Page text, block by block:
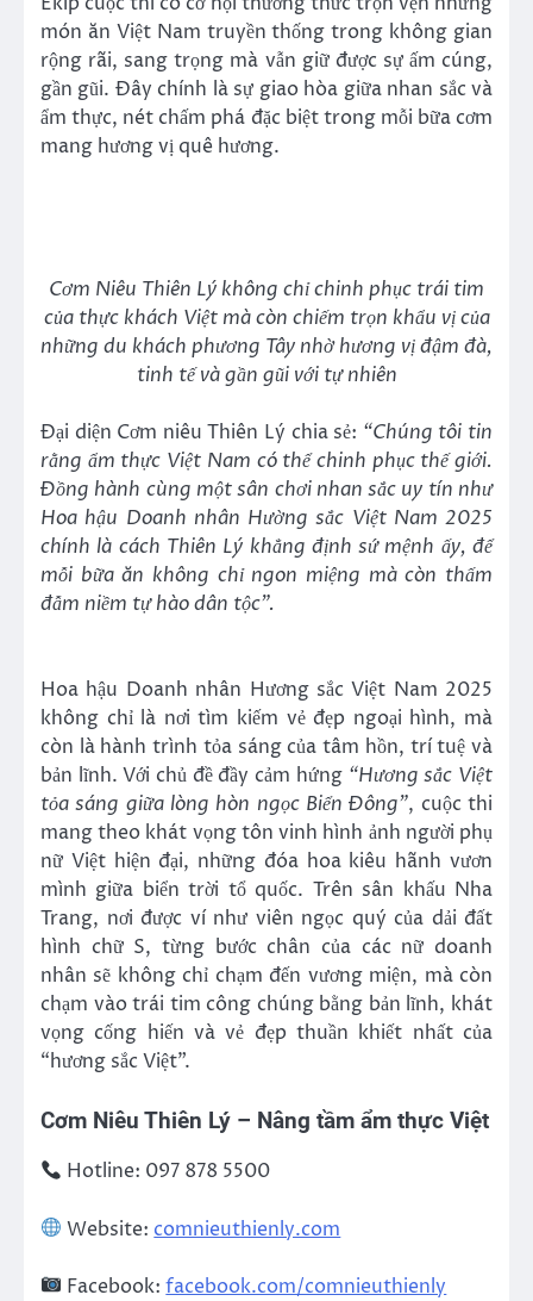
món ăn Việt Nam truyền thống trong không gian
rộng rãi, sang trọng mà vẫn giữ được sự ấm cúng,
gần gũi. Đây chính là sự giao hòa giữa nhan sắc và
ẩm thực, nét chấm phá đặc biệt trong mỗi bữa cơm
mang hương vị quê hương.
Cơm Niêu Thiên Lý không chỉ chinh phục trái tim
của thực khách Việt mà còn chiếm trọn khẩu vị của
những du khách phương Tây nhờ hương vị đậm đà,
tinh tế và gần gũi với tự nhiên
Đại diện Cơm niêu Thiên Lý chia sẻ: “Chúng tôi tin
rằng ẩm thực Việt Nam có thể chinh phục thế giới.
Đồng hành cùng một sân chơi nhan sắc uy tín như
Hoa hậu Doanh nhân Hường sắc Việt Nam 2025
chính là cách Thiên Lý khẳng định sứ mệnh ấy, để
mỗi bữa ăn không chỉ ngon miệng mà còn thấm
đẫm niềm tự hào dân tộc”.
Hoa hậu Doanh nhân Hương sắc Việt Nam 2025
không chỉ là nơi tìm kiếm vẻ đẹp ngoại hình, mà
còn là hành trình tỏa sáng của tâm hồn, trí tuệ và
bản lĩnh. Với chủ đề đầy cảm hứng “Hương sắc Việt
tỏa sáng giữa lòng hòn ngọc Biển Đông”, cuộc thi
mang theo khát vọng tôn vinh hình ảnh người phụ
nữ Việt hiện đại, những đóa hoa kiêu hãnh vươn
mình giữa biển trời tổ quốc. Trên sân khấu Nha
Trang, nơi được ví như viên ngọc quý của dải đất
hình chữ S, từng bước chân của các nữ doanh
nhân sẽ không chỉ chạm đến vương miện, mà còn
chạm vào trái tim công chúng bằng bản lĩnh, khát
vọng cống hiến và vẻ đẹp thuần khiết nhất của
“hương sắc Việt”.
Cơm Niêu Thiên Lý – Nâng tầm ẩm thực Việt
Hotline: 097 878 5500
Website: comnieuthienly.com
Facebook:facebook.com/comnieuthienly